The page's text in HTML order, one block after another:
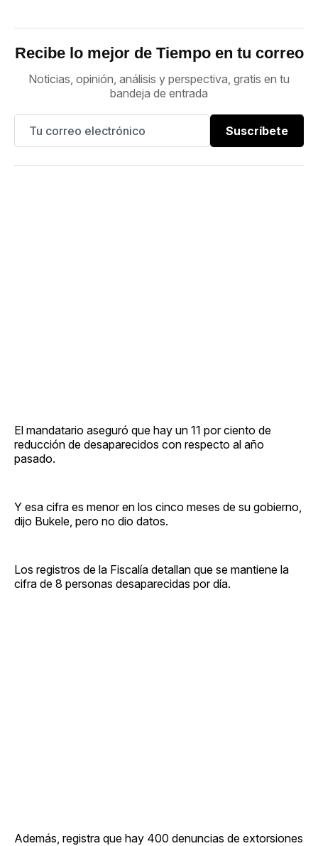
Recibe lo mejor de Tiempo en tu correo
Noticias, opinión, análisis y perspectiva, gratis en tu
bandeja de entrada
Suscríbete
El mandatario aseguró que hay un 11 por ciento de
reducción de desaparecidos con respecto al año
pasado.
Y esa cifra es menor en los cinco meses de su gobierno,
dijo Bukele, pero no dio datos.
Los registros de la Fiscalía detallan que se mantiene la
cifra de 8 personas desaparecidas por día.
Además, registra que hay 400 denuncias de extorsiones